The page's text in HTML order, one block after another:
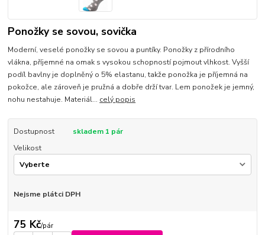
Ponožky se sovou, sovička
Moderní, veselé ponožky se sovou a puntíky. Ponožky z přírodního
vlákna, příjemné na omak s vysokou schopností pojmout vlhkost. Vyšší
podíl bavlny je doplněný o 5% elastanu, takže ponožka je příjemná na
pokožce, ale zároveň je pružná a dobře drží tvar. Lem ponožek je jemný,
nohu nestahuje. Materiál... celý popis
Dostupnost
skladem 1 pár
Velikost
Nejsme plátci DPH
75 Kč/pár